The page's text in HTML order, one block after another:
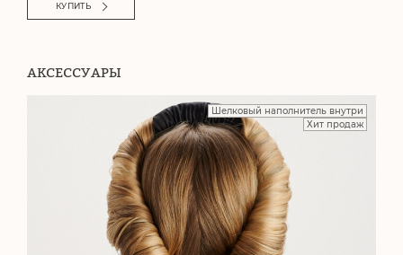
КУПИТЬ
АКСЕССУАРЫ
Шелковый наполнитель внутри
Хит продаж